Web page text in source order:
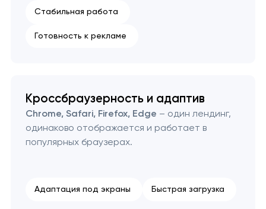
Стабильная работа
Готовность к рекламе
Кроссбраузерность и адаптив
Chrome, Safari, Firefox, Edge – один лендинг,
одинаково отображается и работает в
популярных браузерах.
Адаптация под экраны Быстрая загрузка